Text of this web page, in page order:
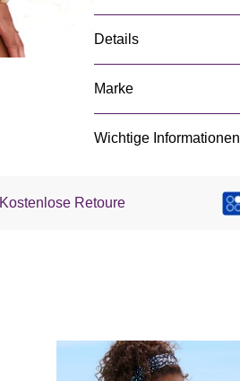
Details
Marke
Wichtige Informationen
Kostenlose Retoure